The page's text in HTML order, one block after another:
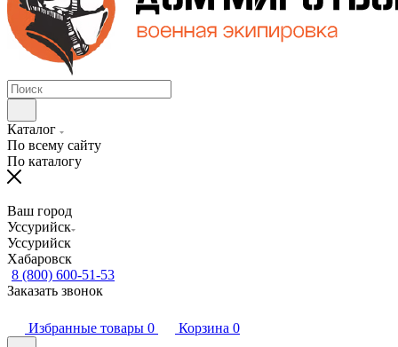
Каталог
По всему сайту
По каталогу
Ваш город
Уссурийск
Уссурийск
Хабаровск
8 (800) 600-51-53
Заказать звонок
Избранные товары 0 Корзина 0